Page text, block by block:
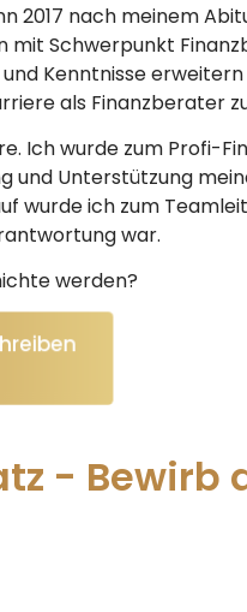
2017 nach meinem
mit Schwerpunkt
Kenntnisse
als Finanzberater
Ich wurde zum Profi-
und Unterstützung
wurde ich zum
war.
werden?
- Bewirb